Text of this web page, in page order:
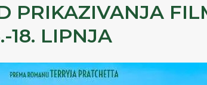
PRIKAZIVANJA
18. LIPNJA